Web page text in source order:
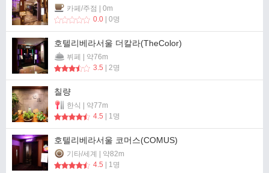
카페/주점 | 0m
0.0 | 0명
호텔리베라서울 더칼라(TheColor)
뷔페 | 약76m
3.5 | 2명
칠량
한식 | 약77m
4.5 | 1명
호텔리베라서울 코머스(COMUS)
기타/세계 | 약82m
4.5 | 1명